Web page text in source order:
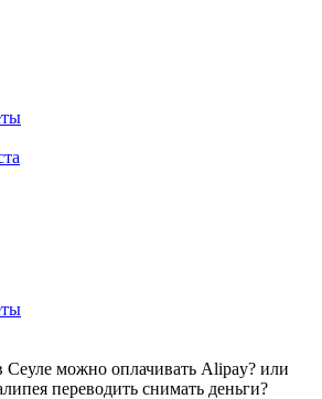
Сеуле можно оплачивать Alipay? или
переводить снимать деньги?